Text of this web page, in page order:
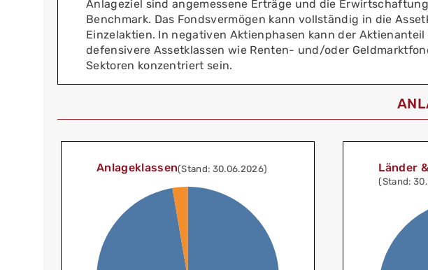
Anlageziel sind angemessene Erträge und die
Benchmark. Das Fondsvermögen kann vollständig in die
Einzelaktien. In negativen Aktienphasen kann der
defensivere Assetklassen wie Renten- und/oder
Sektoren konzentriert sein.
Anlageklassen(Stand: 30.06.2026) Länder
(Stand: